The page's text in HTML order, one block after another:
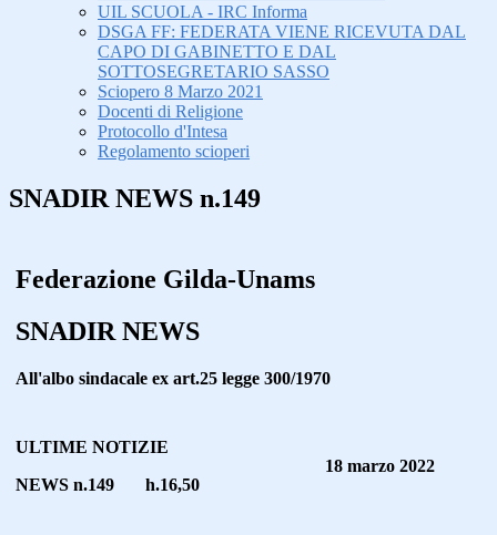
UIL SCUOLA - IRC Informa
DSGA FF: FEDERATA VIENE RICEVUTA DAL
CAPO DI GABINETTO E DAL
SOTTOSEGRETARIO SASSO
Sciopero 8 Marzo 2021
Docenti di Religione
Protocollo d'Intesa
Regolamento scioperi
SNADIR NEWS n.149
Federazione Gilda-Unams
SNADIR NEWS
All'albo sindacale ex art.25 legge 300/1970
ULTIME NOTIZIE
NEWS n.149 h.16,50
18 marzo 2022